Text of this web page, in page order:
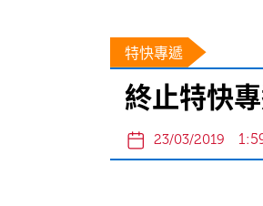
特快專遞
終止特快
23/03/2019